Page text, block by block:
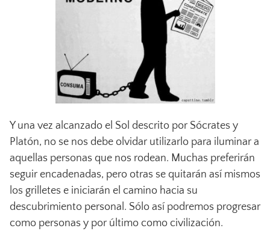
Y una vez alcanzado el Sol descrito por Sócrates y
Platón, no se nos debe olvidar utilizarlo para iluminar a
aquellas personas que nos rodean. Muchas preferirán
seguir encadenadas, pero otras se quitarán así mismos
los grilletes e iniciarán el camino hacia su
descubrimiento personal. Sólo así podremos progresar
como personas y por último como civilización.